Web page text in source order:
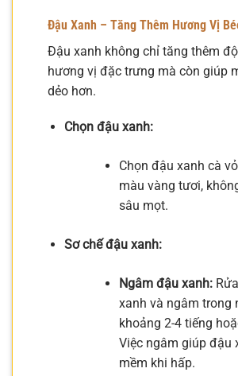
Đậu Xanh – Tăng Thêm Hương Vị
Đậu xanh không chỉ tăng thêm
hương vị đặc trưng mà còn giúp
dẻo hơn.
Chọn đậu xanh:
Chọn đậu xanh cà
màu vàng tươi,
sâu mọt.
Sơ chế đậu xanh:
Ngâm đậu xanh:
xanh và ngâm trong
khoảng 2-4 tiếng
Việc ngâm giúp đậu
mềm khi hấp.